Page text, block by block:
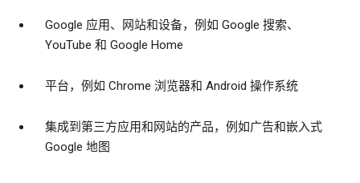
Google 应用、网站和设备，例如 Google 搜索、
YouTube 和 Google Home
平台，例如 Chrome 浏览器和 Android 操作系统
集成到第三方应用和网站的产品，例如广告和嵌入式
Google 地图